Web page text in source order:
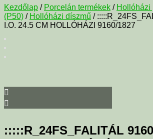
Kezdőlap / Porcelán termékek / Hollóházi
(P50) / Hollóházi díszmű /
I.O. 24.5 CM HOLLÓHÁZI 9160/1827
:::::R_24FS_FALITÁL